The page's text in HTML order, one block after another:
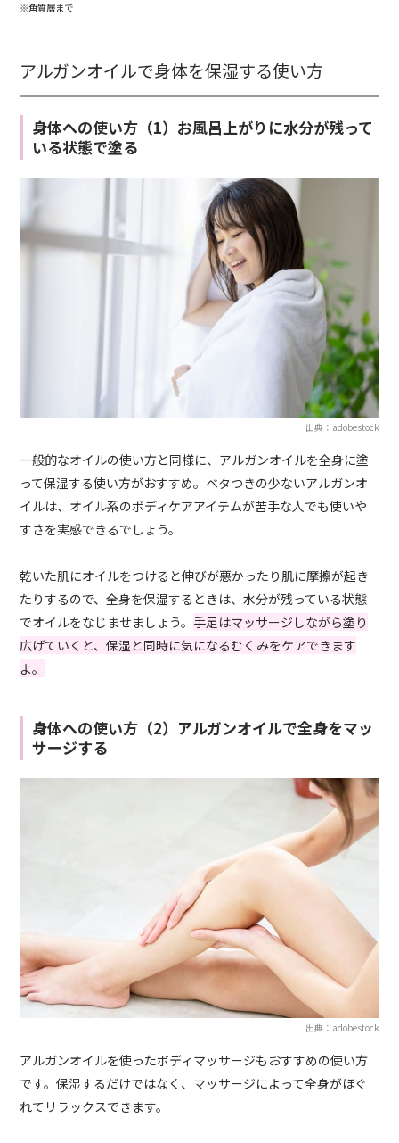
※角質層まで
アルガンオイルで身体を保湿する使い方
身体への使い方（1）お風呂上がりに水分が残って
いる状態で塗る
出典：adobestock
一般的なオイルの使い方と同様に、アルガンオイルを全身に塗
って保湿する使い方がおすすめ。ベタつきの少ないアルガンオ
イルは、オイル系のボディケアアイテムが苦手な人でも使いや
すさを実感できるでしょう。
乾いた肌にオイルをつけると伸びが悪かったり肌に摩擦が起き
たりするので、全身を保湿するときは、水分が残っている状態
でオイルをなじませましょう。 手足はマッサージしながら塗り
広げていくと、保湿と同時に気になるむくみをケアできます
よ。
身体への使い方（2）アルガンオイルで全身をマッ
サージする
出典：adobestock
アルガンオイルを使ったボディマッサージもおすすめの使い方
です。保湿するだけではなく、マッサージによって全身がほぐ
れてリラックスできます。